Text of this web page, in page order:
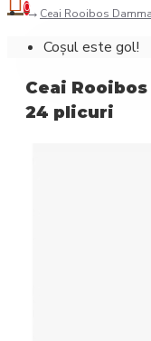
0
Coșul este gol!
Ceai Rooibos
Ceai
24 plicuri